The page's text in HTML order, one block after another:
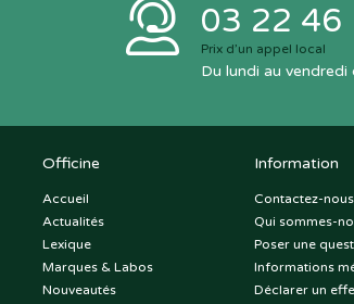
03 22 46
Prix d’un appel local
Du lundi au
Officine
Accueil
Actualités
Lexique
Marques & Labos
Nouveautés
Information
Contactez-nous
Qui sommes-
Poser une
Informations
Déclarer un